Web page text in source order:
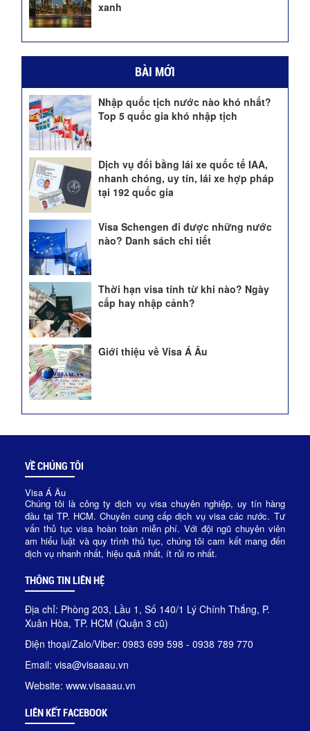
xanh
BÀI MỚI
Nhập quốc tịch nước nào khó nhất?
Top 5 quốc gia khó nhập tịch
Dịch vụ đổi bằng lái xe quốc tế IAA,
nhanh chóng, uy tín, lái xe hợp pháp
tại 192 quốc gia
Visa Schengen đi được những nước
nào? Danh sách chi tiết
Thời hạn visa tính từ khi nào? Ngày
cấp hay nhập cảnh?
Giới thiệu về Visa Á Âu
VỀ CHÚNG TÔI
Visa Á Âu
Chúng tôi là công ty dịch vụ visa chuyên nghiệp, uy tín hàng
đầu tại TP. HCM. Chuyên cung cấp dịch vụ visa các nước. Tư
vấn thủ tục visa hoàn toàn miễn phí. Với đội ngũ chuyên viên
am hiểu luật và quy trình thủ tục, chúng tôi cam kết mang đến
dịch vụ nhanh nhất, hiệu quả nhất, ít rủi ro nhất.
THÔNG TIN LIÊN HỆ
Địa chỉ: Phòng 203, Lầu 1, Số 140/1 Lý Chính Thắng, P.
Xuân Hòa, TP. HCM (Quận 3 cũ)
Điện thoại/Zalo/Viber: 0983 699 598 - 0938 789 770
Email: visa@visaaau.vn
Website: www.visaaau.vn
LIÊN KẾT FACEBOOK